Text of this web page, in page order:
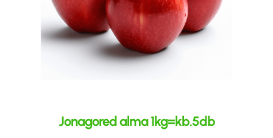
Jonagored alma 1kg=kb.5db